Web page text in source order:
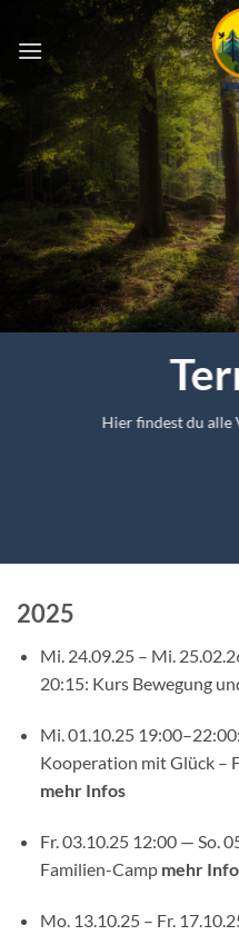
Inhalt
springen
Hier findest du alle
2025
Mi. 24.09.25 – Mi.
20:15: Kurs Bewegung
Mi. 01.10.25
Kooperation mit Glück –
mehr Infos
Fr. 03.10.25 12:00 — So.
Familien-Camp mehr
Mo. 13.10.25 – Fr.